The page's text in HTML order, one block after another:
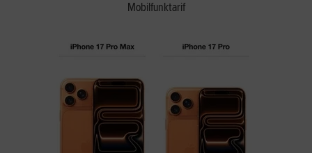
Mobilfunktarif